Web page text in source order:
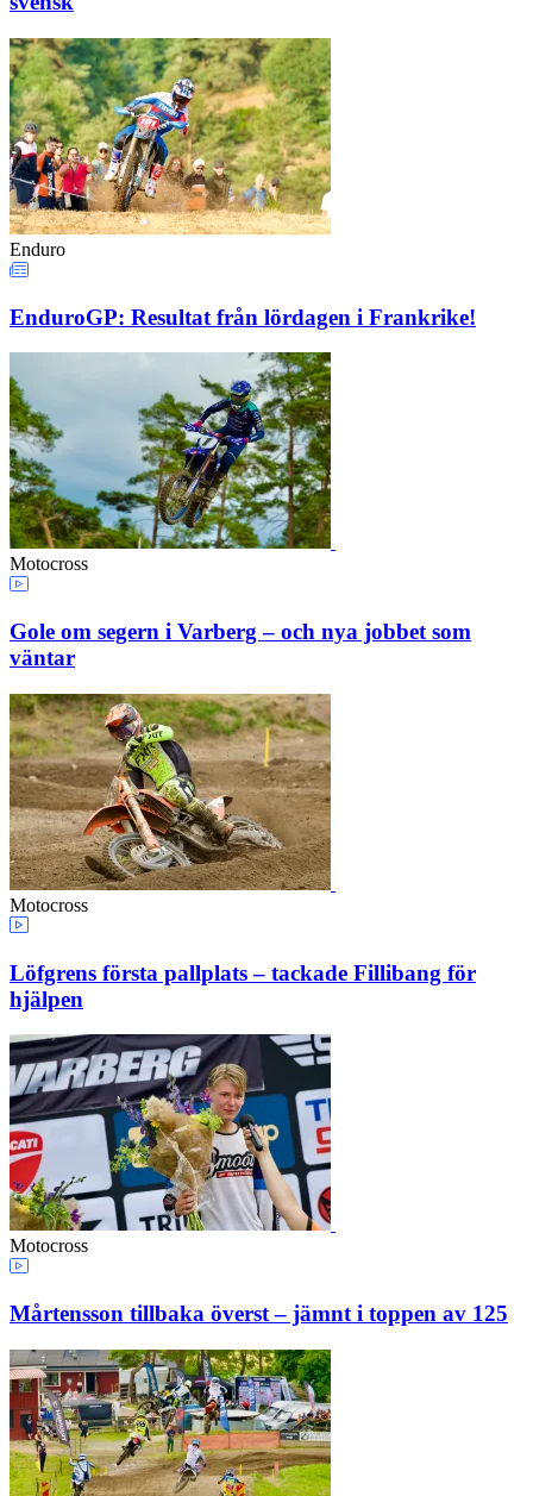
Enduro
EnduroGP: Resultat från lördagen i Frankrike!
Motocross
Gole om segern i Varberg – och nya jobbet som
väntar
Motocross
Löfgrens första pallplats – tackade Fillibang för
hjälpen
Motocross
Mårtensson tillbaka överst – jämnt i toppen av 125